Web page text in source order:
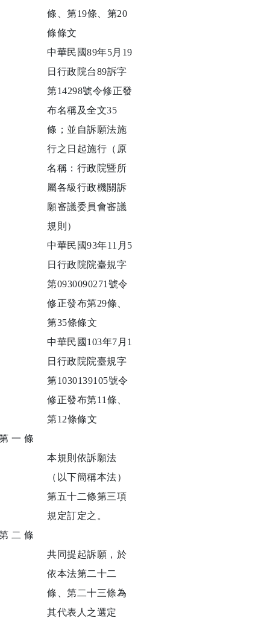
條、第19條、第20
條條文
中華民國89年5月19
日行政院台89訴字
第14298號令修正發
布名稱及全文35
條；並自訴願法施
行之日起施行（原
名稱：行政院暨所
屬各級行政機關訴
願審議委員會審議
規則）
中華民國93年11月5
日行政院院臺規字
第0930090271號令
修正發布第29條、
第35條條文
中華民國103年7月1
日行政院院臺規字
第1030139105號令
修正發布第11條、
第12條條文
一 條
本規則依訴願法
（以下簡稱本法）
第五十二條第三項
規定訂定之。
二 條
共同提起訴願，於
依本法第二十二
條、第二十三條為
其代表人之選定